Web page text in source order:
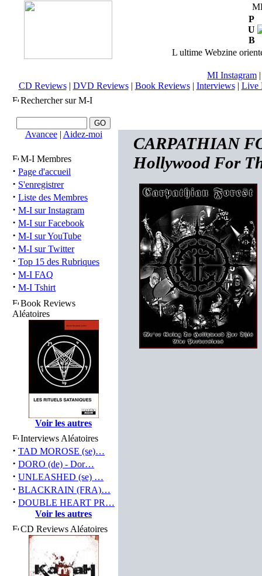
P
U
B
L ultime Webzine
MI Instagram
CD Reviews| DVD Reviews| Book Reviews| Interviews| Live
Rechercher sur M-I
Avancee| Aidez-moi
M-I Membres
· Page d'accueil
· S'enregistrer
· Liste des Membres
· M-I sur Instagram
· M-I sur Facebook
· M-I sur YouTube
· M-I sur Twitter
· Top 15 des Rubriques
· M-I FAQ
· M-I Tshirt
Book Reviews
Aléatoires
Voir les autres
Interviews Aléatoires
· TAD MOROSE (se)…
· DORO (de) - Dor…
· UNLEASHED (se) …
· BLACKRAIN (FRA)…
· DOUBLE HEART PR…
Voir les autres
CD Reviews Aléatoires
CARPATHIAN
Hollywood For